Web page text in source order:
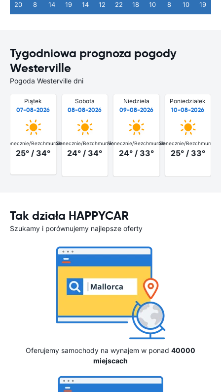
20 8 14 19 14 12 22 18 10 8 10 19
Tygodniowa prognoza pogody
Westerville
Pogoda Westerville dni
Piątek
07-08-2026
Słonecznie/Bezchmurnie
25° / 34°
Sobota
08-08-2026
Słonecznie/Bezchmurnie
24° / 34°
Niedziela
09-08-2026
Słonecznie/Bezchmurnie
24° / 33°
Poniedziałek
10-08-2026
Słonecznie/Bezchmurnie
25° / 33°
Tak działa HAPPYCAR
Szukamy i porównujemy najlepsze oferty
Oferujemy samochody na wynajem w ponad 40000
miejscach